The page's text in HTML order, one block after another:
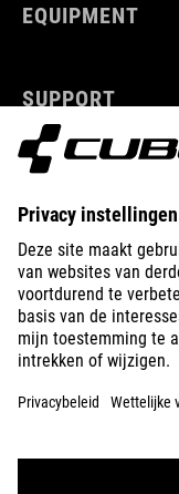
EQUIPMENT
SUPPORT
ABOUT US
EXPLORE